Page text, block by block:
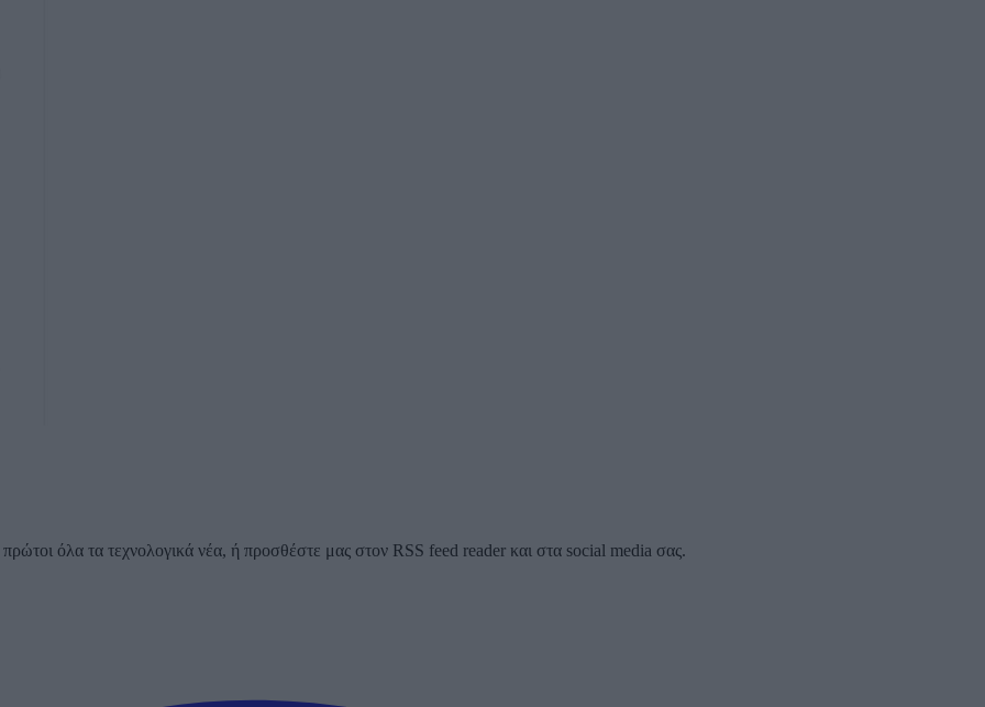
όλα τα τεχνολογικά νέα, ή προσθέστε μας στον RSS feed reader και στα social media σας.